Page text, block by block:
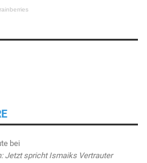
bei
Jetzt spricht Ismaiks Vertrauter